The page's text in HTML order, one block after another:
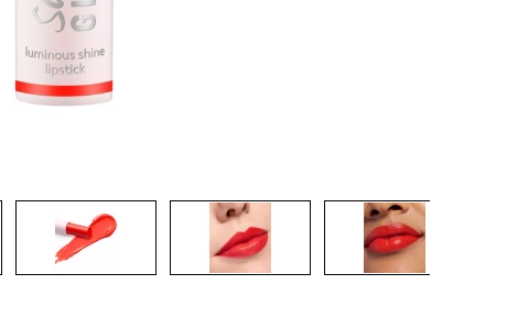
CREAR CUENTA